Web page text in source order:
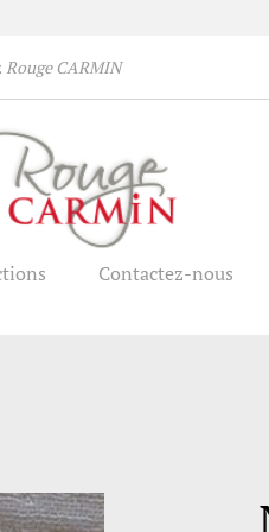
Rouge CARMIN
Contactez-nous